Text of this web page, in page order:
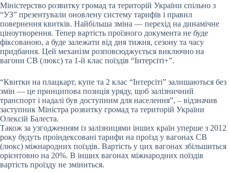
Міністерство розвитку громад та територій України спільно з
“УЗ” презентували оновлену систему тарифів і правил
повернення квитків. Найбільша зміна — перехід на динамічне
ціноутворення. Тепер вартість проїзного документа не буде
фіксованою, а буде залежати від дня тижня, сезону та часу
придбання. Цей механізм розповсюджується виключно на
вагони СВ (люкс) та 1-й клас поїздів “Інтерсіті+”.
“Квитки на плацкарт, купе та 2 клас “Інтерсіті” залишаються без
змін — це принципова позиція уряду, щоб залізничний
транспорт і надалі був доступним для населення”, – відзначив
заступник Міністра розвитку громад та територій України
Олексій Балеста.
Також за узгодженням із залізницями інших країн уперше з 2012
року будуть проіндексовані тарифи на проїзд у вагонах СВ
(люкс) міжнародних поїздів. Вартість у цих вагонах збільшиться
орієнтовно на 20%. В інших вагонах міжнародних поїздів
вартість проїзду не зміниться.